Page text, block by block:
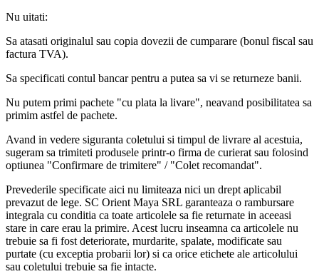
Nu uitati:
Sa atasati originalul sau copia dovezii de cumparare (bonul fiscal sau
factura TVA).
Sa specificati contul bancar pentru a putea sa vi se returneze banii.
Nu putem primi pachete "cu plata la livare", neavand posibilitatea sa
primim astfel de pachete.
Avand in vedere siguranta coletului si timpul de livrare al acestuia,
sugeram sa trimiteti produsele printr-o firma de curierat sau folosind
optiunea "Confirmare de trimitere" / "Colet recomandat".
Prevederile specificate aici nu limiteaza nici un drept aplicabil
prevazut de lege. SC Orient Maya SRL garanteaza o rambursare
integrala cu conditia ca toate articolele sa fie returnate in aceeasi
stare in care erau la primire. Acest lucru inseamna ca articolele nu
trebuie sa fi fost deteriorate, murdarite, spalate, modificate sau
purtate (cu exceptia probarii lor) si ca orice etichete ale articolului
sau coletului trebuie sa fie intacte.